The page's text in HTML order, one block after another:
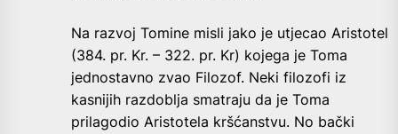
Na razvoj Tomine misli jako je utjecao Aristotel
(384. pr. Kr. – 322. pr. Kr) kojega je Toma
jednostavno zvao Filozof. Neki filozofi iz
kasnijih razdoblja smatraju da je Toma
prilagodio Aristotela kršćanstvu. No bački